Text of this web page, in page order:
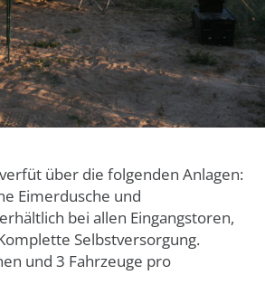
über die folgenden Anlagen:
Eimerdusche und
bei allen Eingangstoren,
Selbstversorgung.
und 3 Fahrzeuge pro